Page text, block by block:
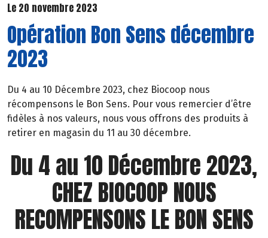
Le 20 novembre 2023
Opération Bon Sens décembre
2023
Du 4 au 10 Décembre 2023, chez Biocoop nous
récompensons le Bon Sens. Pour vous remercier d’être
fidèles à nos valeurs, nous vous offrons des produits à
retirer en magasin du 11 au 30 décembre.
Du 4 au 10 Décembre 2023,
CHEZ BIOCOOP NOUS
RECOMPENSONS LE BON SENS